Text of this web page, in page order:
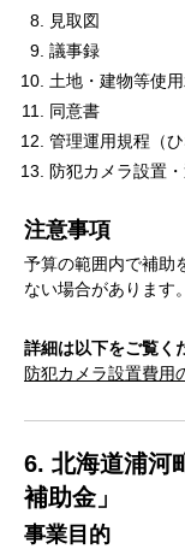
見取図
議事録
土地・建物等使
同意書
管理運用規程（ひ
防犯カメラ設置
注意事項
予算の範囲内で補助
ない場合があります。
詳細は以下をご覧く
防犯カメラ設置費用
6. 北海道浦河
補助金」
事業目的